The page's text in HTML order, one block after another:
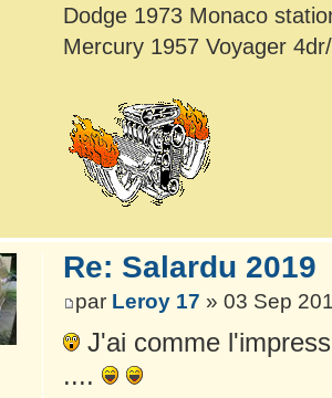
Dodge 1973 Monaco
Mercury 1957 Voyager
Re: Salardu 2019
par Leroy 17 » 03 Sep
J'ai comme
....